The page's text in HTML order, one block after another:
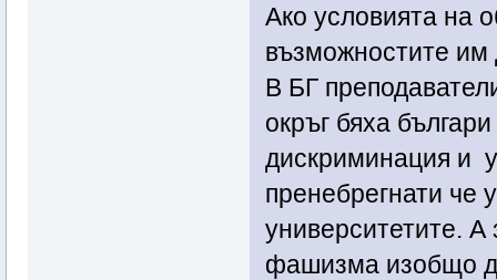
Ако условията на
възможностите им
В БГ
окръг бяха
дискриминация и
пренебрегнати че
университетите. А
фашизма изобщо